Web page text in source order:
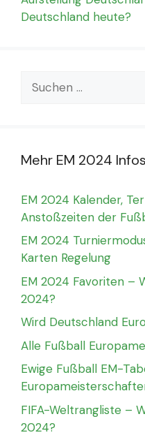
Deutschland heute?
Suchen
nach:
Mehr EM 2024 Infos
EM 2024 Kalender,
Anstoßzeiten der
EM 2024
Karten Regelung
EM 2024 Favoriten –
2024?
Wird Deutschland
Alle Fußball
Ewige Fußball EM-
FIFA-Weltrangliste –
2024?